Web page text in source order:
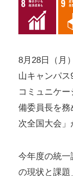
8月28日（月
山キャンパ
コミュニケ
備委員長を務
次全国大会」
今年度の統
の現状と課題